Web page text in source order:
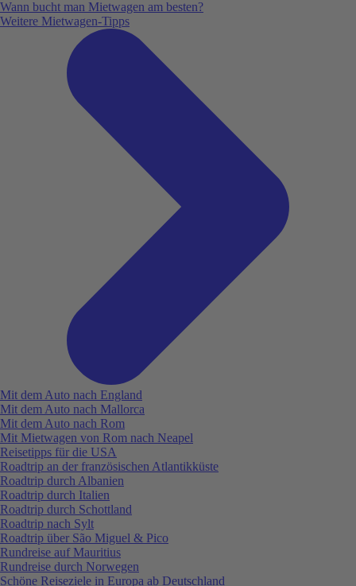
Wann bucht man Mietwagen am besten?
Weitere Mietwagen-Tipps
Mit dem Auto nach England
Mit dem Auto nach Mallorca
Mit dem Auto nach Rom
Mit Mietwagen von Rom nach Neapel
Reisetipps für die USA
Roadtrip an der französischen Atlantikküste
Roadtrip durch Albanien
Roadtrip durch Italien
Roadtrip durch Schottland
Roadtrip nach Sylt
Roadtrip über São Miguel & Pico
Rundreise auf Mauritius
Rundreise durch Norwegen
Schöne Reiseziele in Europa ab Deutschland